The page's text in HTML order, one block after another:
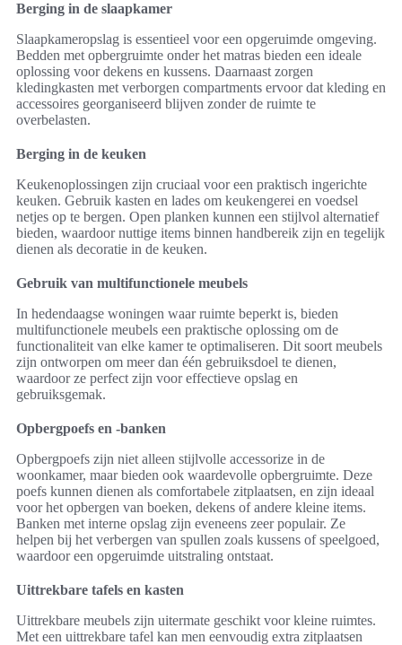
Berging in de slaapkamer
Slaapkameropslag is essentieel voor een opgeruimde omgeving.
Bedden met opbergruimte onder het matras bieden een ideale
oplossing voor dekens en kussens. Daarnaast zorgen
kledingkasten met verborgen compartments ervoor dat kleding en
accessoires georganiseerd blijven zonder de ruimte te
overbelasten.
Berging in de keuken
Keukenoplossingen zijn cruciaal voor een praktisch ingerichte
keuken. Gebruik kasten en lades om keukengerei en voedsel
netjes op te bergen. Open planken kunnen een stijlvol alternatief
bieden, waardoor nuttige items binnen handbereik zijn en tegelijk
dienen als decoratie in de keuken.
Gebruik van multifunctionele meubels
In hedendaagse woningen waar ruimte beperkt is, bieden
multifunctionele meubels een praktische oplossing om de
functionaliteit van elke kamer te optimaliseren. Dit soort meubels
zijn ontworpen om meer dan één gebruiksdoel te dienen,
waardoor ze perfect zijn voor effectieve opslag en
gebruiksgemak.
Opbergpoefs en -banken
Opbergpoefs zijn niet alleen stijlvolle accessorize in de
woonkamer, maar bieden ook waardevolle opbergruimte. Deze
poefs kunnen dienen als comfortabele zitplaatsen, en zijn ideaal
voor het opbergen van boeken, dekens of andere kleine items.
Banken met interne opslag zijn eveneens zeer populair. Ze
helpen bij het verbergen van spullen zoals kussens of speelgoed,
waardoor een opgeruimde uitstraling ontstaat.
Uittrekbare tafels en kasten
Uittrekbare meubels zijn uitermate geschikt voor kleine ruimtes.
Met een uittrekbare tafel kan men eenvoudig extra zitplaatsen